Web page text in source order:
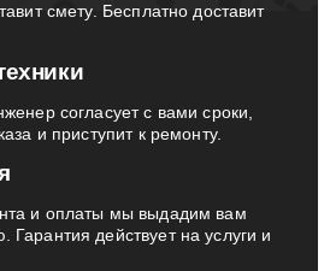
смету. Бесплатно доставит
согласует с вами сроки,
и приступит к ремонту.
и оплаты мы выдадим вам
действует на услуги и